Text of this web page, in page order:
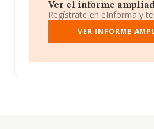
Ver el informe
Regístrate en eInforma y
VER INFORME